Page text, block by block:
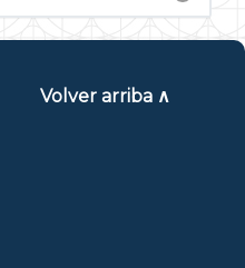
Volver arriba ∧